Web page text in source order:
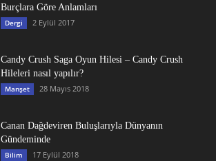
Burçlara Göre Anlamları
Dergi 2 Eylül 2017
Candy Crush Saga Oyun Hilesi – Candy Crush
Hileleri nasıl yapılır?
Manşet 28 Mayıs 2018
Canan Dağdeviren Buluşlarıyla Dünyanın
Gündeminde
Bilim 17 Eylül 2018